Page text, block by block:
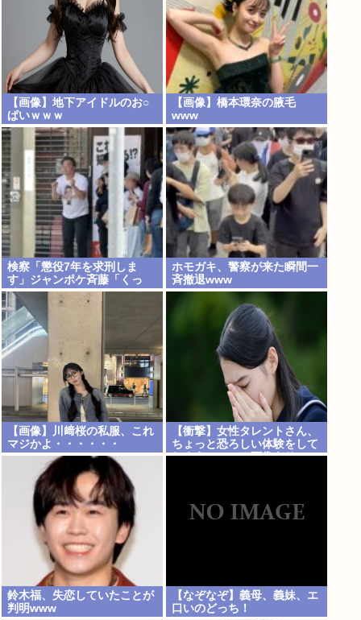
【画像】地下アイドルのお○
ぱいｗｗｗ
【画像】橋本環奈の腋毛
www
検察「懲役7年を求刑しま
す」ジャンポケ斉藤「くっ
そ…」
ホモガキ、警察が来た瞬間一
斉撤退www
【画像】川﨑桜の私服、これ
マジかよ・・・・・・
【衝撃】女性タレントさん、
ちょっと恐ろしい体験をして
しまうwww (※画像あり)
鈴木福、失恋していたことが
判明www
【なぞなぞ】義母、義妹、エ
口いのどっち！